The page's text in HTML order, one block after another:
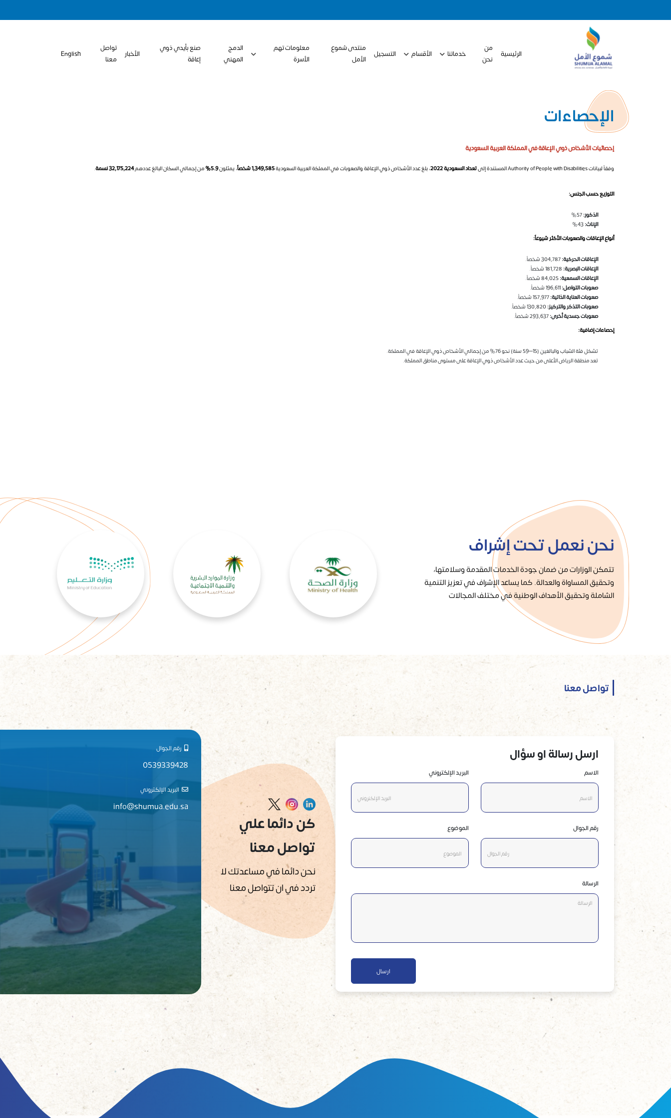
الرئيسية
من
نحن
خدماتنا الأقسام التسجيل
منتدى شموع
الأمل
معلومات تهم
الأسرة
الدمج
المهني
صنع بأيدي ذوي
إعاقة
الأخبار
تواصل
معنا
English
الإحصاءات
إحصائيات الأشخاص ذوي الإعاقة في المملكة العربية السعودية
وفقاً لبيانات Authority of People with Disabilities المستندة إلى تعداد السعودية 2022 ، بلغ عدد الأشخاص ذوي الإعاقة والصعوبات في المملكة العربية السعودية1,349,585 شخصاً ، يمثلون5.9% من إجمالي السكان البالغ عددهم32,175,224 نسمة .
التوزيع حسب الجنس:
الذكور:
الإناث:
أنواع الإعاقات والصعوبات الأكثر شيوعاً:
الإعاقات الحركية:304,787 شخصاً.
الإعاقات البصرية:
الإعاقات السمعية:
صعوبات التواصل:196,611 شخصاً.
صعوبات العناية الذاتية:
صعوبات التذكر والتركيز:
صعوبات جسدية أخرى:
إحصاءات إضافية:
تشكل فئة الشباب والبالغين (15–59 سنة) نحو 76% من إجمالي الأشخاص ذوي الإعاقة في المملكة.
تعد منطقة الرياض الأعلى من حيث عدد الأشخاص ذوي الإعاقة على مستوى مناطق المملكة.
نحن نعمل تحت إشراف
تتمكن الوزارات من ضمان جودة الخدمات المقدمة وسلامتها،
وتحقيق المساواة والعدالة. كما يساعد الإشراف في تعزيز التنمية
الشاملة وتحقيق الأهداف الوطنية في مختلف المجالات
تواصل معنا
ارسل رسالة او سؤال
الاسم البريد الإلكتروني
رقم الجوال الموضوع
الرسالة
ارسال
كن دائما علي
تواصل معنا
نحن دائما في مساعدتك لا
تردد في ان تتواصل معنا
رقم الجوال
0539339428
البريد الإلكتروني
info@shumua.edu.sa